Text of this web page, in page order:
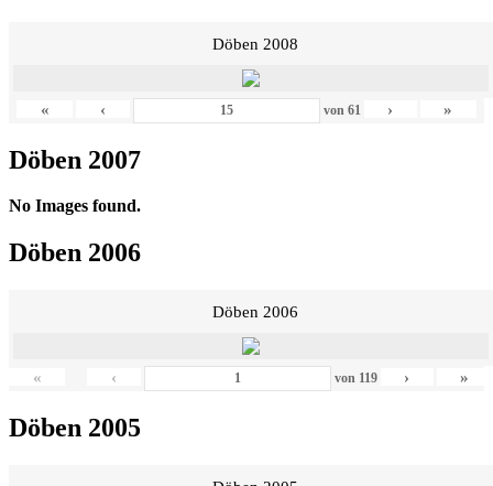
Döben 2008
« ‹ von 61 › »
Döben 2007
No Images found.
Döben 2006
Döben 2006
« ‹ von 119 › »
Döben 2005